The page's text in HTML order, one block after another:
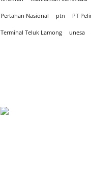
Pertahan Nasional ptn PT
Terminal Teluk Lamong unesa